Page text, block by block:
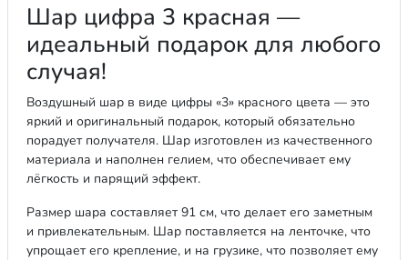
Шар цифра 3 красная —
идеальный подарок для любого
случая!
Воздушный шар в виде цифры «3» красного цвета — это
яркий и оригинальный подарок, который обязательно
порадует получателя. Шар изготовлен из качественного
материала и наполнен гелием, что обеспечивает ему
лёгкость и парящий эффект.
Размер шара составляет 91 см, что делает его заметным
и привлекательным. Шар поставляется на ленточке, что
упрощает его крепление, и на грузике, что позволяет ему